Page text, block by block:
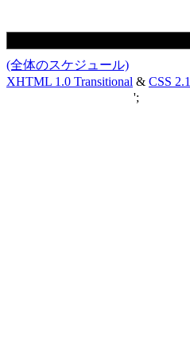
(全体のスケジュール)
XHTML 1.0 Transitional & CSS 2.1
';